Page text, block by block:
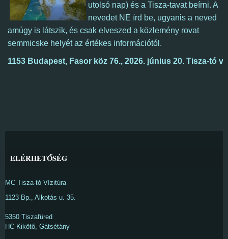
utolsó nap) és a Tisza-tavat beírni. A
nevedet NE írd be, ugyanis a neved
amúgy is látszik, és csak elveszed a közlemény rovat
semmicske helyét az értékes információtól.
1153 Budapest, Fasor köz 76., 2026. június 20. Tisza-tó
ELÉRHETŐSÉG
MC Tisza-tó Vízitúra
1123 Bp., Alkotás u. 35.
5350 Tiszafüred
HC-Kikötő, Gátsétány